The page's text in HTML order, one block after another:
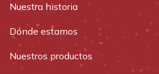
Nuestra historia
Dónde estamos
Nuestros productos